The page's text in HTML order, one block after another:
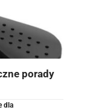
porady
dla